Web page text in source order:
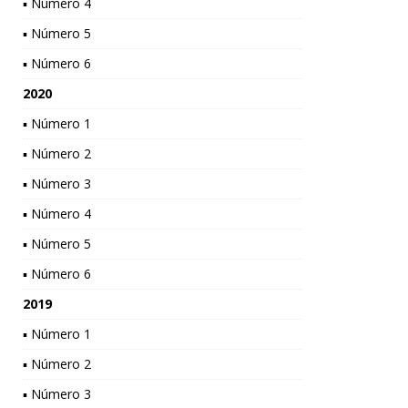
▪ Número 5
▪ Número 6
2020
▪ Número 1
▪ Número 2
▪ Número 3
▪ Número 4
▪ Número 5
▪ Número 6
2019
▪ Número 1
▪ Número 2
▪ Número 3